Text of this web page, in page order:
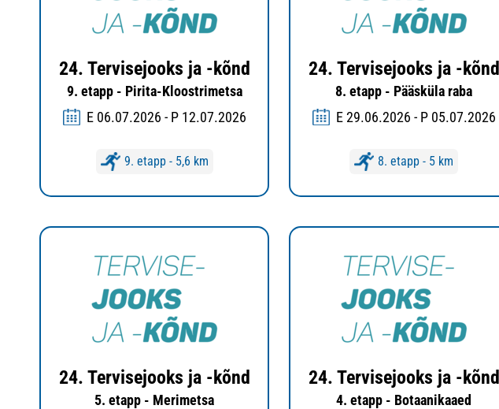
24. Tervisejooks ja -kõnd
9. etapp - Pirita-Kloostrimetsa
E 06.07.2026 - P 12.07.2026
9. etapp - 5,6 km
24. Tervisejooks ja -kõnd
8. etapp - Pääsküla raba
E 29.06.2026 - P 05.07.2026
8. etapp - 5 km
24. Tervisejooks ja -kõnd
5. etapp - Merimetsa
24. Tervisejooks ja -kõnd
4. etapp - Botaanikaaed